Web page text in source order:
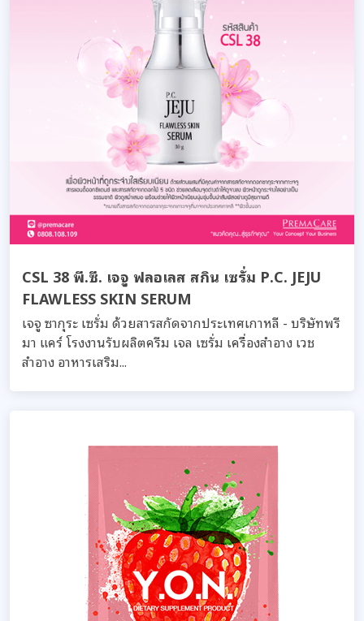
CSL 38 พี.ซี. เจจู ฟลอเลส สกิน เซรั่ม P.C. JEJU
FLAWLESS SKIN SERUM
เจจู ซากุระ เซรั่ม ด้วยสารสกัดจากประเทศเกาหลี - บริษัทพรี
มา แคร์ โรงงานรับผลิตครีม เจล เซรั่ม เครื่องสำอาง เวช
สำอาง อาหารเสริม...